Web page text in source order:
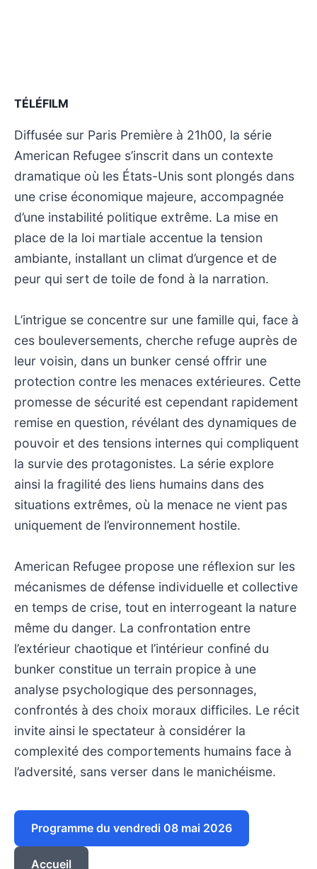
TÉLÉFILM
Diffusée sur Paris Première à 21h00, la série
American Refugee s’inscrit dans un contexte
dramatique où les États-Unis sont plongés dans
une crise économique majeure, accompagnée
d’une instabilité politique extrême. La mise en
place de la loi martiale accentue la tension
ambiante, installant un climat d’urgence et de
peur qui sert de toile de fond à la narration.
L’intrigue se concentre sur une famille qui, face à
ces bouleversements, cherche refuge auprès de
leur voisin, dans un bunker censé offrir une
protection contre les menaces extérieures. Cette
promesse de sécurité est cependant rapidement
remise en question, révélant des dynamiques de
pouvoir et des tensions internes qui compliquent
la survie des protagonistes. La série explore
ainsi la fragilité des liens humains dans des
situations extrêmes, où la menace ne vient pas
uniquement de l’environnement hostile.
American Refugee propose une réflexion sur les
mécanismes de défense individuelle et collective
en temps de crise, tout en interrogeant la nature
même du danger. La confrontation entre
l’extérieur chaotique et l’intérieur confiné du
bunker constitue un terrain propice à une
analyse psychologique des personnages,
confrontés à des choix moraux difficiles. Le récit
invite ainsi le spectateur à considérer la
complexité des comportements humains face à
l’adversité, sans verser dans le manichéisme.
Programme du vendredi 08 mai 2026
Accueil